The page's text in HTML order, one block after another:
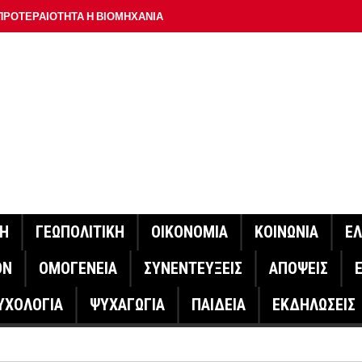
Η ΒΙΟΜΗΧΑΝΙΑ
Η ΠΛΑΤΦΟΡΜΑ
ΣΑΝ ΣΗΜΕΡΑ
Ο ΜΗΤΣΟΤΑΚΗΣ ΓΙΑ ΤΟΥΣ ΠΥΡΟΠΛΗΚΤΟΥΣ
ΕΡΕΥΝΗΤΗΣ ΣΤΗ ΔΑΝΙΑ ΣΧΕΔΙΑΖΕΙ DRONE ΓΙΑ ΤΗ
ΓΕΩΠΟΛΙΤΙΚΗ ΟΙΚΟΝΟΜΙΑ ΚΟΙΝΩΝΙΑ
ΟΜΟΓΕΝΕΙΑ ΣΥΝΕΝΤΕΥΞΕΙΣ ΑΠΟΨΕΙΣ
ΨΥΧΑΓΩΓΙΑ ΠΑΙΔΕΙΑ ΕΚΔΗΛΩΣΕΙΣ